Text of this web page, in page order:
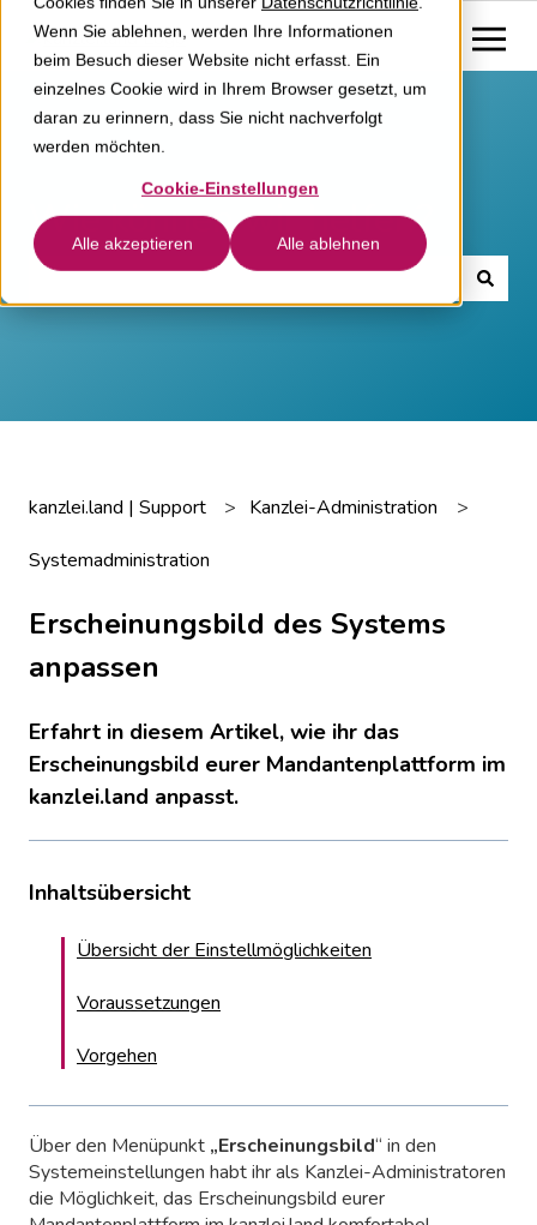
Wenn Sie ablehnen, werden Ihre Informationen
beim Besuch dieser Website nicht erfasst. Ein
einzelnes Cookie wird in Ihrem Browser gesetzt, um
daran zu erinnern, dass Sie nicht nachverfolgt
werden möchten.
Cookie-Einstellungen
Alle akzeptieren Alle ablehnen
Wie können wir helfen?
Es gibt keine Vorschläge, da das Suchfeld leer ist.
kanzlei.land | Support Kanzlei-Administration
Systemadministration
Erscheinungsbild des Systems
anpassen
Erfahrt in diesem Artikel, wie ihr das
Erscheinungsbild eurer Mandantenplattform im
kanzlei.land anpasst.
Inhaltsübersicht
Übersicht der Einstellmöglichkeiten
Voraussetzungen
Vorgehen
Über den Menüpunkt „Erscheinungsbild“ in den
Systemeinstellungen habt ihr als Kanzlei-Administratoren
die Möglichkeit, das Erscheinungsbild eurer